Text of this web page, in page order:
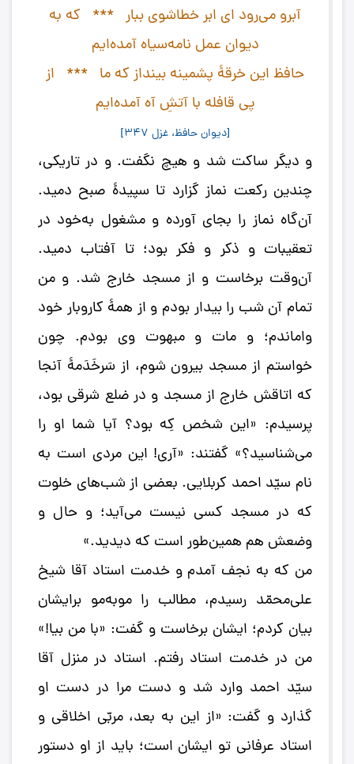
آبرو می‌رود ای ابر خطاشوی ببار *** که به
دیوان عمل نامه‌سیاه آمده‌ایم‌
حافظ این خرقۀ پشمینه بینداز که ما *** از
پی قافله با آتشِ آه آمده‌ایم‌
[دیوان حافظ، غزل 347]
و دیگر ساکت شد و هیچ نگفت. و در تاریکی،
چندین رکعت نماز گزارد تا سپیدۀ صبح دمید.
آن‌گاه نماز را بجای آورده و مشغول به‌خود در
تعقیبات و ذکر و فکر بود؛ تا آفتاب دمید.
آن‌وقت برخاست و از مسجد خارج شد. و من
تمام آن شب را بیدار بودم و از همۀ کاروبار خود
واماندم؛ و مات و مبهوت وی بودم. چون
خواستم از مسجد بیرون شوم، از سَرخَدَمۀ آنجا
که اتاقش خارج از مسجد و در ضلع شرقی بود،
پرسیدم: «این شخص کِه بود؟ آیا شما او را
می‌شناسید؟» گفتند: «آری! این مردی است به
نام سیّد احمد کربلایی. بعضی از شب‌های خلوت
که در مسجد کسی نیست می‌آید؛ و حال و
وضعش هم همین‌طور است که دیدید.»
من که به نجف آمدم و خدمت استاد آقا شیخ
علی‌محمّد رسیدم، مطالب را موبه‌مو برایشان
بیان کردم؛ ایشان برخاست و گفت: «با من بیا!»
من در خدمت استاد رفتم. استاد در منزل آقا
سیّد احمد وارد شد و دست مرا در دست او
گذارد و گفت: «از این به بعد، مربّی اخلاقی و
استاد عرفانی تو ایشان است؛ باید از او دستور